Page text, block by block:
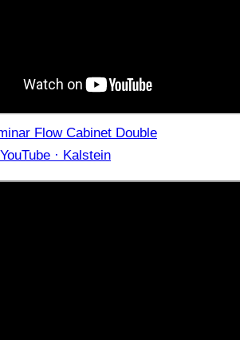
Flow Cabinet Double
· Kalstein